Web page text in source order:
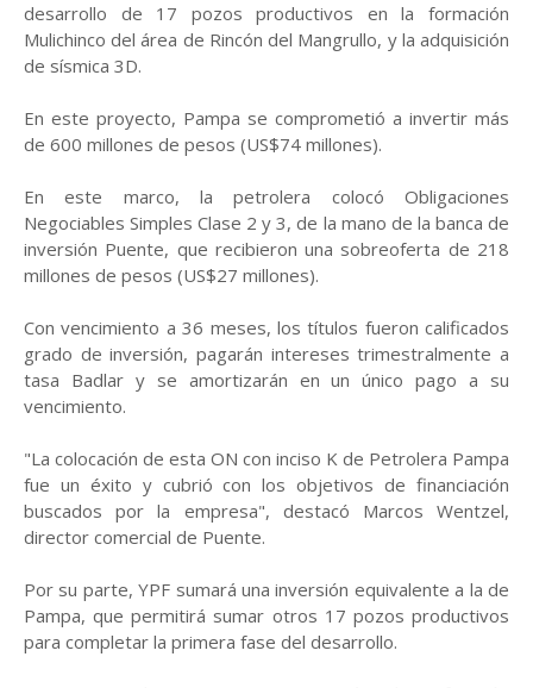
desarrollo de 17 pozos productivos en la formación
Mulichinco del área de Rincón del Mangrullo, y la adquisición
de sísmica 3D.
En este proyecto, Pampa se comprometió a invertir más
de 600 millones de pesos (US$74 millones).
En este marco, la petrolera colocó Obligaciones
Negociables Simples Clase 2 y 3, de la mano de la banca de
inversión Puente, que recibieron una sobreoferta de 218
millones de pesos (US$27 millones).
Con vencimiento a 36 meses, los títulos fueron calificados
grado de inversión, pagarán intereses trimestralmente a
tasa Badlar y se amortizarán en un único pago a su
vencimiento.
"La colocación de esta ON con inciso K de Petrolera Pampa
fue un éxito y cubrió con los objetivos de financiación
buscados por la empresa", destacó Marcos Wentzel,
director comercial de Puente.
Por su parte, YPF sumará una inversión equivalente a la de
Pampa, que permitirá sumar otros 17 pozos productivos
para completar la primera fase del desarrollo.